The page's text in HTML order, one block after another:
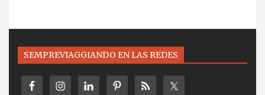
SEMPREVIAGGIANDO EN LAS REDES